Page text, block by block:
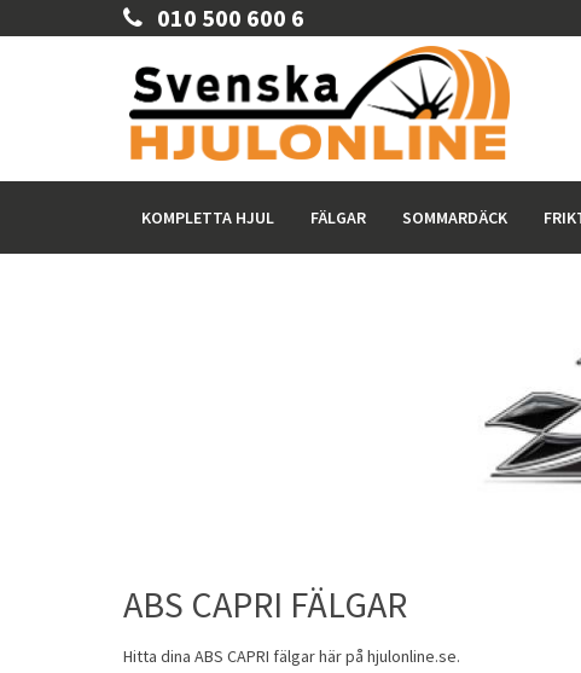
010 500 600 6
KOMPLETTA HJUL FÄLGAR SOMMARDÄCK
ABS CAPRI FÄLGAR
Hitta dina ABS CAPRI fälgarhär på hjulonline.se.